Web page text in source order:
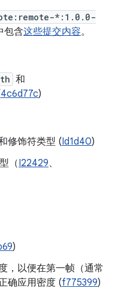
*:1.0.0-
包含这些提交内容。
和
4c6d77c)
修饰符类型 (Id1d40)
（I22429、
)
，以便在第一帧（通常
确应用密度 (f775399)